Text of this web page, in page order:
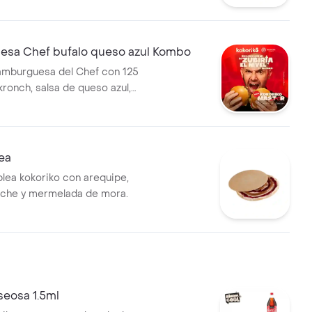
Chef bufalo queso azul Kombo
del Chef con 125
salsa de queso azul,
acompañada de 1 porc
kokoriko con arequipe,
y mermelada de mora.
1.5ml